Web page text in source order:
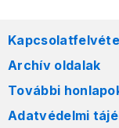
Archív oldalak
További
Adatvédelmi